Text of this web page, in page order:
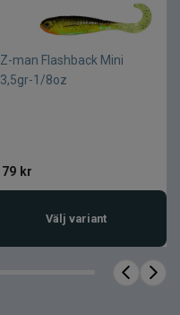
Z-man Flashback Mini
3,5gr-1/8oz
79 kr
Välj variant